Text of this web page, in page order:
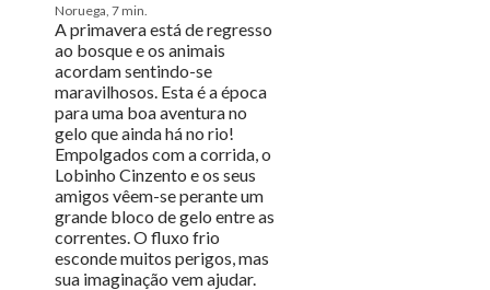
Noruega, 7 min.
A primavera está de regresso
ao bosque e os animais
acordam sentindo-se
maravilhosos. Esta é a época
para uma boa aventura no
gelo que ainda há no rio!
Empolgados com a corrida, o
Lobinho Cinzento e os seus
amigos vêem-se perante um
grande bloco de gelo entre as
correntes. O fluxo frio
esconde muitos perigos, mas
sua imaginação vem ajudar.